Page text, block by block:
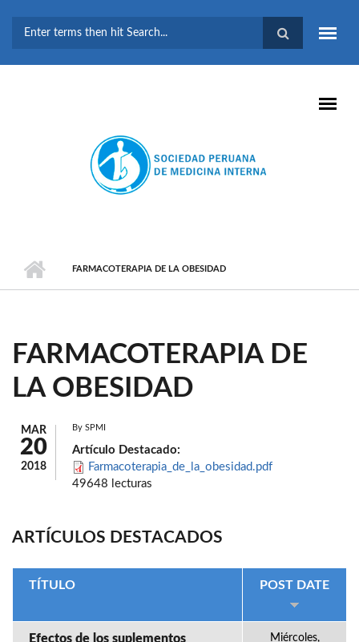
BÚSQUEDA
FARMACOTERAPIA DE LA OBESIDAD
FARMACOTERAPIA DE
LA OBESIDAD
MAR
20
2018
By SPMI
Artículo Destacado:
Farmacoterapia_de_la_obesidad.pdf
49648 lecturas
ARTÍCULOS DESTACADOS
TÍTULO POST DATE
Efectos de los suplementos
Miércoles,